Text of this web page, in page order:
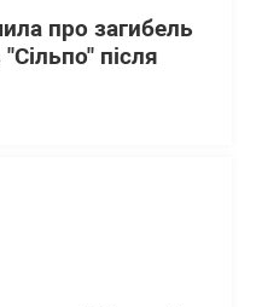
про загибель
після